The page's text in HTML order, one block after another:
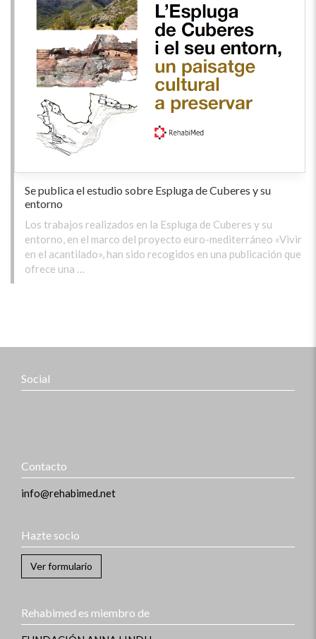
Se publica el estudio sobre Espluga de Cuberes y su
entorno
Los trabajos realizados en la Espluga de Cuberes y su
entorno, en el marco del proyecto euro-mediterráneo «Vivir
en el acantilado», han sido recogidos en una publicación que
ofrece una …
Social
Contacto
info@rehabimed.net
Hazte socio
Ver formulario
Rehabimed es miembro de